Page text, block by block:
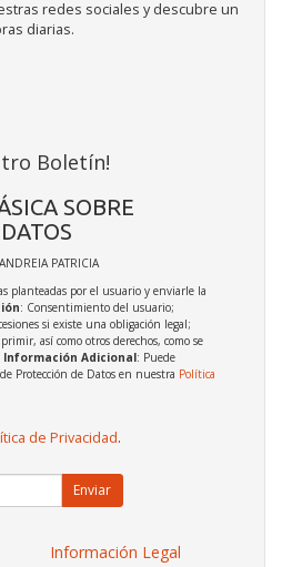
redes sociales y descubre un
diarias.
Boletín!
SOBRE
PATRICIA
planteadas por el usuario y enviarle la
: Consentimiento del usuario;
si existe una obligación legal;
así como otros derechos, como se
Información Adicional: Puede
Protección de Datos en nuestra Política
de Privacidad.
Enviar
Información Legal